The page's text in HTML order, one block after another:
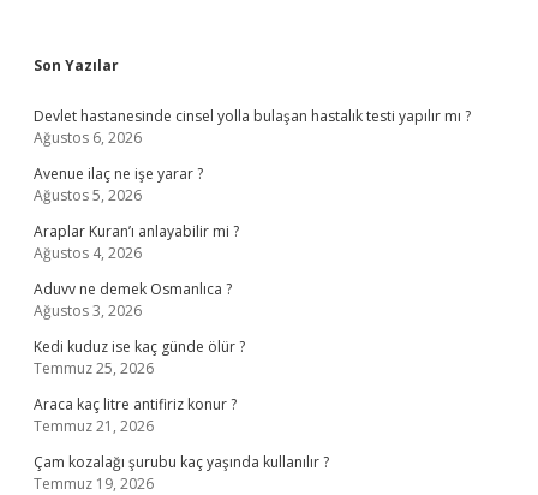
Sidebar
Son Yazılar
Devlet hastanesinde cinsel yolla bulaşan hastalık testi yapılır mı ?
Ağustos 6, 2026
Avenue ilaç ne işe yarar ?
Ağustos 5, 2026
Araplar Kuran’ı anlayabilir mi ?
Ağustos 4, 2026
Aduvv ne demek Osmanlıca ?
Ağustos 3, 2026
Kedi kuduz ise kaç günde ölür ?
Temmuz 25, 2026
Araca kaç litre antifiriz konur ?
Temmuz 21, 2026
Çam kozalağı şurubu kaç yaşında kullanılır ?
Temmuz 19, 2026